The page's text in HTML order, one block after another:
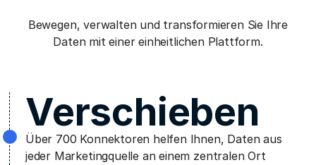
Bewegen, verwalten und transformieren Sie Ihre
Daten mit einer einheitlichen Plattform.
Verschieben
Über 700 Konnektoren helfen Ihnen, Daten aus
jeder Marketingquelle an einem zentralen Ort